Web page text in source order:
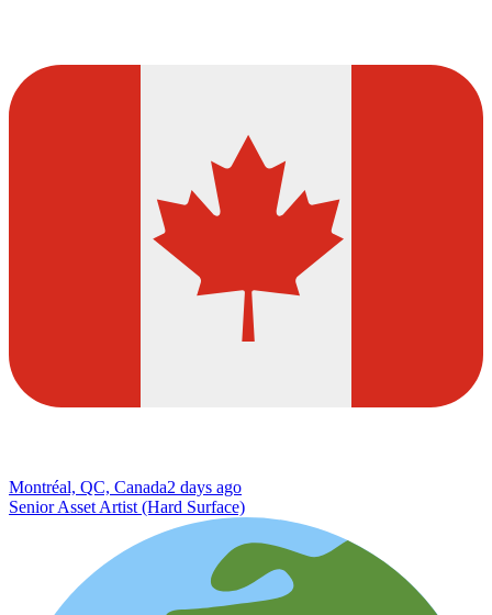
Montréal, QC, Canada2 days ago
Senior Asset Artist (Hard Surface)